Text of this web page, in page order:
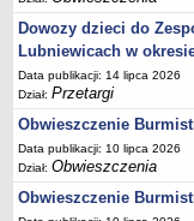
Plan ogólny
Plan ogólny -
Plan ogólny -
MPZP.1_IV.11.98
MPZP.2_XIV.105.2000
Dowozy dzieci do
Lubniewicach w
Data publikacji: 14 lipca 2026
Dział:Przetargi
Obwieszczenie
Data publikacji: 10 lipca 2026
Dział:Obwieszczenia
Obwieszczenie